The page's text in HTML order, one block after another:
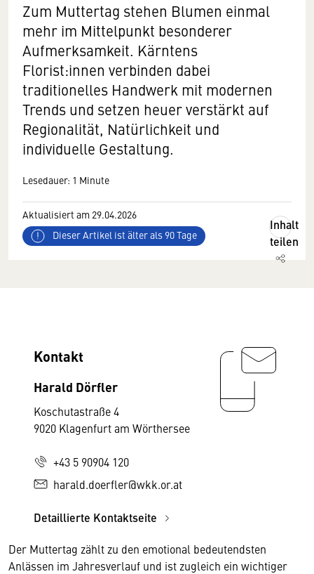
Zum Muttertag stehen Blumen einmal
mehr im Mittelpunkt besonderer
Aufmerksamkeit. Kärntens
Florist:innen verbinden dabei
traditionelles Handwerk mit modernen
Trends und setzen heuer verstärkt auf
Regionalität, Natürlichkeit und
individuelle Gestaltung.
Lesedauer: 1 Minute
Aktualisiert am 29.04.2026
Dieser Artikel ist älter als 90 Tage
Inhalt
teilen
Kontakt
Harald Dörfler
Koschutastraße 4
9020 Klagenfurt am Wörthersee
+43 5 90904 120
harald.doerfler@wkk.or.at
Detaillierte Kontaktseite
Der Muttertag zählt zu den emotional bedeutendsten
Anlässen im Jahresverlauf und ist zugleich ein wichtiger